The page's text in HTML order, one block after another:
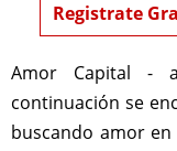
Registrate
Amor Capital -
continuación se
buscando amor en